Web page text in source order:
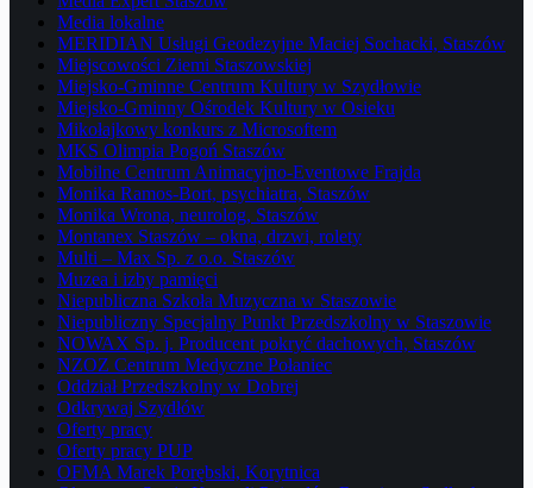
Media lokalne
MERIDIAN Usługi Geodezyjne Maciej Sochacki, Staszów
Miejscowości Ziemi Staszowskiej
Miejsko-Gminne Centrum Kultury w Szydłowie
Miejsko-Gminny Ośrodek Kultury w Osieku
Mikołajkowy konkurs z Microsoftem
MKS Olimpia Pogoń Staszów
Mobilne Centrum Animacyjno-Eventowe Frajda
Monika Ramos-Bort, psychiatra, Staszów
Monika Wrona, neurolog, Staszów
Montanex Staszów – okna, drzwi, rolety
Multi – Max Sp. z o.o. Staszów
Muzea i izby pamięci
Niepubliczna Szkoła Muzyczna w Staszowie
Niepubliczny Specjalny Punkt Przedszkolny w Staszowie
NOWAX Sp. j. Producent pokryć dachowych, Staszów
NZOZ Centrum Medyczne Połaniec
Oddział Przedszkolny w Dobrej
Odkrywaj Szydłów
Oferty pracy
Oferty pracy PUP
OFMA Marek Porębski, Korytnica